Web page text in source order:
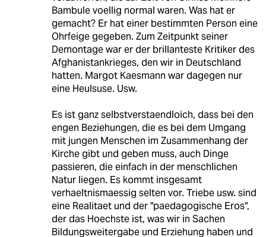
Bambule voellig normal waren. Was hat er
gemacht? Er hat einer bestimmten Person eine
Ohrfeige gegeben. Zum Zeitpunkt seiner
Demontage war er der brillanteste Kritiker des
Afghanistankrieges, den wir in Deutschland
hatten. Margot Kaesmann war dagegen nur
eine Heulsuse. Usw.
Es ist ganz selbstverstaendloich, dass bei den
engen Beziehungen, die es bei dem Umgang
mit jungen Menschen im Zusammenhang der
Kirche gibt und geben muss, auch Dinge
passieren, die einfach in der menschlichen
Natur liegen. Es kommt insgesamt
verhaeltnismaessig selten vor. Triebe usw. sind
eine Realitaet und der "paedagogische Eros",
der das Hoechste ist, was wir in Sachen
Bildungsweitergabe und Erziehung haben und